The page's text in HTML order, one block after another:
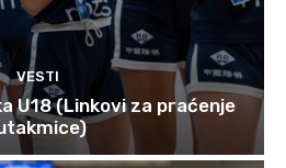
VESTI
U18 (Linkovi za praćenje